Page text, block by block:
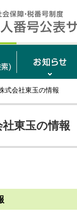
式会社東玉の情報
社東玉の情報